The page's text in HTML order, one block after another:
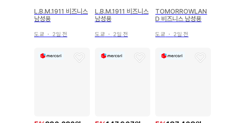
L.B.M.1911 비즈니스
남성용
도쿄 ・ 2일 전
L.B.M.1911 비즈니스
남성용
도쿄 ・ 2일 전
TOMORROWLAN
D 비즈니스 남성용
도쿄 ・ 2일 전